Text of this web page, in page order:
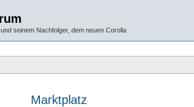
seinem Nachfolger, dem neuen Corolla
Marktplatz